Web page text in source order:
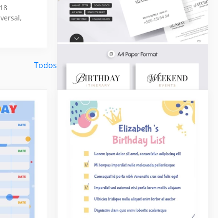
Todos Listas y listas de verificación Plantillas